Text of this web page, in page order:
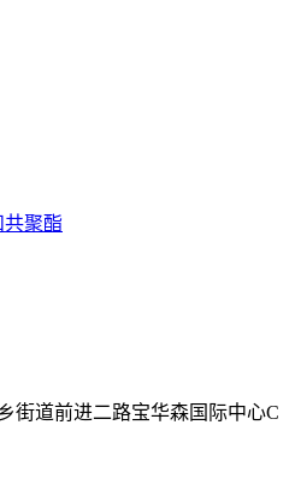
聚酯
街道前进二路宝华森国际中心C